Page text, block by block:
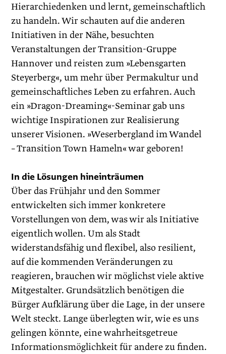
Hierarchiedenken und lernt, gemeinschaftlich
zu handeln. Wir schauten auf die anderen
Initiativen in der Nähe, besuchten
Veranstaltungen der Transition-Gruppe
Hannover und reisten zum »Lebensgarten
Steyerberg«, um mehr über Permakultur und
gemeinschaftliches Leben zu erfahren. Auch
ein »­Dragon-Dreaming«-Seminar gab uns
wichtige Inspirationen zur Realisierung
unserer Visionen. »Weserbergland im Wandel
– Transition Town Hameln« war geboren!
In die Lösungen hineinträumen
Über das Frühjahr und den Sommer
entwickelten sich immer konkretere
Vorstellungen von dem, was wir als Initiative
eigentlich wollen. Um als Stadt
widerstandsfähig und flexibel, also resilient,
auf die kommenden Veränderungen zu
reagieren, brauchen wir möglichst viele aktive
Mitgestalter. Grundsätzlich benötigen die
Bürger Aufklärung über die Lage, in der unsere
Welt steckt. Lange überlegten wir, wie es uns
gelingen könnte, eine wahrheitsgetreue
Informationsmöglichkeit für andere zu finden.